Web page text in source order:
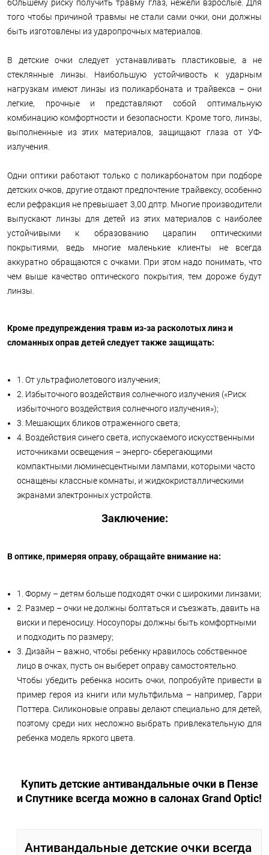
бОльшему риску получить травму глаз, нежели взрослые. Для
того чтобы причиной травмы не стали сами очки, они должны
быть изготовлены из ударопрочных материалов.
В детские очки следует устанавливать пластиковые, а не
стеклянные линзы. Наибольшую устойчивость к ударным
нагрузкам имеют линзы из поликарбоната и трайвекса – они
легкие, прочные и представляют собой оптимальную
комбинацию комфортности и безопасности. Кроме того, линзы,
выполненные из этих материалов, защищают глаза от УФ-
излучения.
Одни оптики работают только с поликарбонатом при подборе
детских очков, другие отдают предпочтение трайвексу, особенно
если рефракция не превышает 3,00 дптр. Многие производители
выпускают линзы для детей из этих материалов с наиболее
устойчивыми к образованию царапин оптическими
покрытиями, ведь многие маленькие клиенты не всегда
аккуратно обращаются с очками. При этом надо понимать, что
чем выше качество оптического покрытия, тем дороже будут
линзы.
Кроме предупреждения травм из-за расколотых линз и
сломанных оправ детей следует также защищать:
1. От ультрафиолетового излучения;
2. Избыточного воздействия солнечного излучения («Риск
избыточного воздействия солнечного излучения»);
3. Мешающих бликов отраженного света;
4. Воздействия синего света, испускаемого искусственными
источниками освещения – энерго- сберегающими
компактными люминесцентными лампами, которыми часто
оснащены классные комнаты, и жидкокристаллическими
экранами электронных устройств.
Заключение:
В оптике, примеряя оправу, обращайте внимание на:
1. Форму – детям больше подходят очки с широкими линзами;
2. Размер – очки не должны болтаться и съезжать, давить на
виски и переносицу. Носоупоры должны быть комфортными
и подходить по размеру;
3. Дизайн – важно, чтобы ребенку нравилось собственное
лицо в очках, пусть он выберет оправу самостоятельно.
Чтобы убедить ребенка носить очки, попробуйте привести в
пример героя из книги или мультфильма – например, Гарри
Поттера. Силиконовые оправы делают специально для детей,
поэтому среди них несложно выбрать привлекательную для
ребенка модель яркого цвета.
Купить детские антивандальные очки в Пензе
и Спутнике всегда можно в салонах Grand Optic!
Антивандальные детские очки всегда